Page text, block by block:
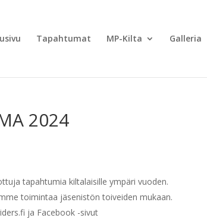
Tapahtumat MP-Kilta Galleria
2024
tapahtumia kiltalaisille ympäri vuoden.
toimintaa jäsenistön toiveiden mukaan.
ja Facebook -sivut